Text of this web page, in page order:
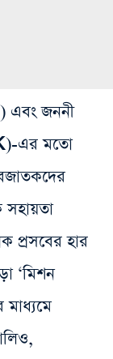
এবং জননী
এর মতো
সহায়তা
প্রসবের হার
‘মিশন
মাধ্যমে